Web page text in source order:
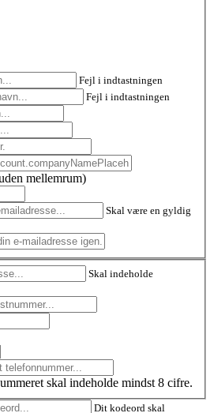
Fejl i indtastningen
Fejl i indtastningen
mellemrum)
Skal være en gyldig
Skal indeholde
skal indeholde mindst 8 cifre.
Dit kodeord skal